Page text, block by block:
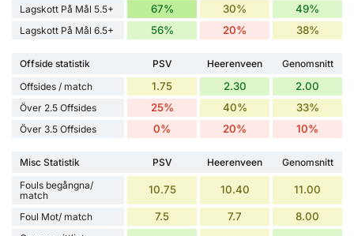
Lagskott På Mål 5.5+ 67% 30% 49%
Lagskott På Mål 6.5+ 56% 20% 38%
Offside statistik PSV Heerenveen
Genomsnitt
Offsides / match
1.75 2.30 2.00
Över 2.5 Offsides 25% 40% 33%
Över 3.5 Offsides 0% 20% 10%
Misc Statistik PSV Heerenveen
Genomsnitt
Fouls begångna/
match
10.75 10.40 11.00
Foul Mot/ match 7.5 7.7 8.00